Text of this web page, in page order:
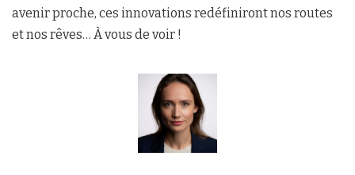
avenir proche, ces innovations redéfiniront nos routes
et nos rêves… À vous de voir !